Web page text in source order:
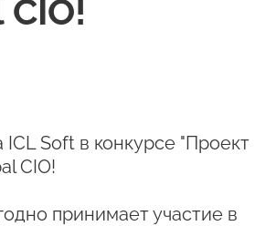
ICL Soft в конкурсе "Проект
CIO!
принимает участие в